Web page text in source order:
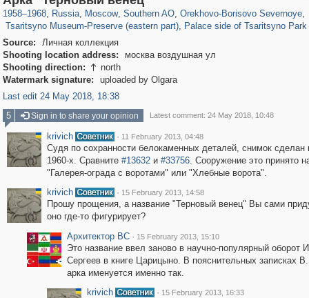
1958–1968, Russia, Moscow, Southern AO, Orekhovo-Borisovo Severnoye,
Tsaritsyno Museum-Preserve (eastern part)
2,276 60
, Palace side of Tsaritsyno Park
1,209
Source:
Личная коллекция
Shooting location address:
москва воздушная ул
Shooting direction:  north
Watermark signature:
uploaded by Olgara
Last edit 24 May 2018, 18:38
5
Sign in to share your opinion Latest comment: 24 May 2018, 10:48
krivich · 11 February 2013, 04:48
Судя по сохранности белокаменных деталей, снимок сделан
1960-х. Сравните #13632и #33756. Сооружение это принято
"Галерея-ограда с воротами" или "Хлебные ворота".
krivich
· 15 February 2013, 14:58
Прошу прощения, а название "Терновый венец" Вы сами
оно где-то фигурирует?
Архитектор ВС · 15 February 2013, 15:10
Это название ввел заново в научно-популярный оборот
Сергеев в книге Царицыно. В пояснительных записках
арка именуется именно так.
krivich
· 15 February 2013, 16:33